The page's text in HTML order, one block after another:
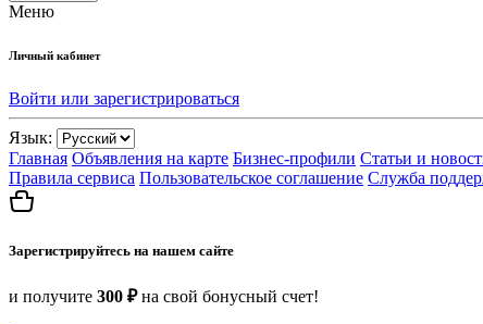
Меню
Личный кабинет
Войти или зарегистрироваться
Язык:
Главная Объявления на карте Бизнес-профили Статьи и
Правила сервиса Пользовательское соглашение Служба
Зарегистрируйтесь на нашем сайте
и получите 300 ₽на свой бонусный счет!